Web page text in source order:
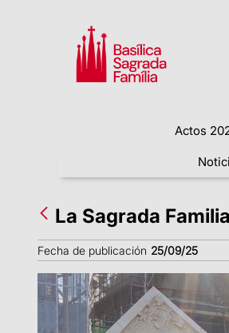
Actos
La Sagrada
Fecha de publicación 25/09/25